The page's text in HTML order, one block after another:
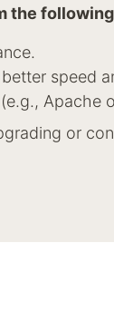
the
speed
Apache
or